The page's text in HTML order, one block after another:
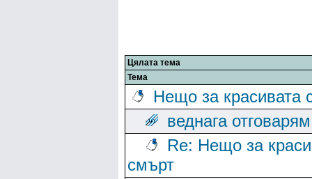
Цялата тема
Тема
Нещо за красивата
веднага
Re: Нещо за
смърт